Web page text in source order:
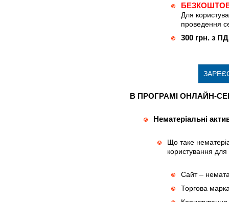
Для
проведення
300 грн. з
В ПРОГРАМІ ОНЛАЙН-
Нематеріальні
Що таке
користування
Сайт –
Торгова